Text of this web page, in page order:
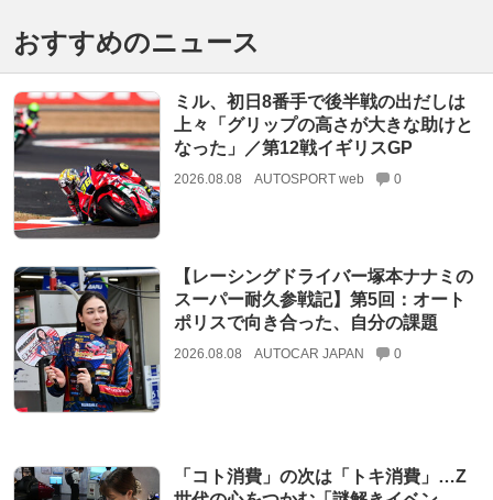
おすすめのニュース
ミル、初日8番手で後半戦の出だしは
上々「グリップの高さが大きな助けと
なった」／第12戦イギリスGP
2026.08.08 AUTOSPORT web 0
【レーシングドライバー塚本ナナミの
スーパー耐久参戦記】第5回：オート
ポリスで向き合った、自分の課題
2026.08.08 AUTOCAR JAPAN 0
「コト消費」の次は「トキ消費」…Z